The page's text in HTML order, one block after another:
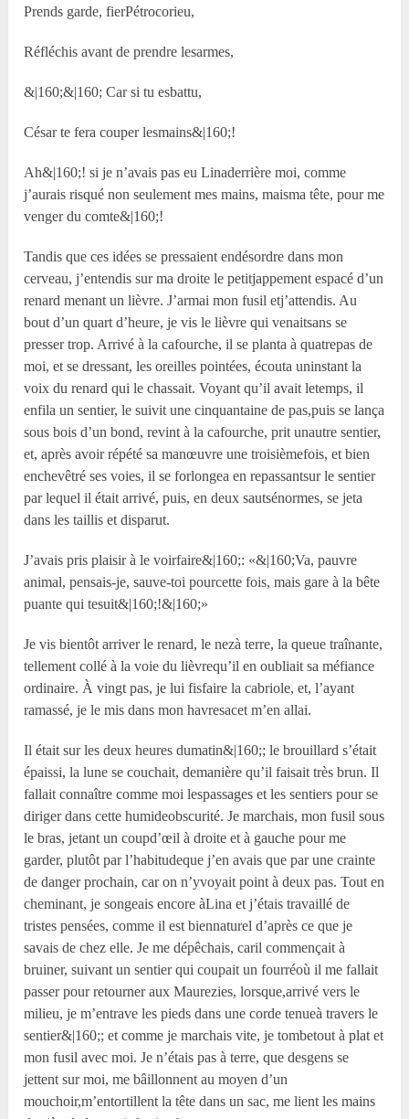
Prends garde, fierPétrocorieu,
Réfléchis avant de prendre lesarmes,
&|160;&|160; Car si tu esbattu,
César te fera couper lesmains&|160;!
Ah&|160;! si je n’avais pas eu Linaderrière moi, comme
j’aurais risqué non seulement mes mains, maisma tête, pour me
venger du comte&|160;!
Tandis que ces idées se pressaient endésordre dans mon
cerveau, j’entendis sur ma droite le petitjappement espacé d’un
renard menant un lièvre. J’armai mon fusil etj’attendis. Au
bout d’un quart d’heure, je vis le lièvre qui venaitsans se
presser trop. Arrivé à la cafourche, il se planta à quatrepas de
moi, et se dressant, les oreilles pointées, écouta uninstant la
voix du renard qui le chassait. Voyant qu’il avait letemps, il
enfila un sentier, le suivit une cinquantaine de pas,puis se lança
sous bois d’un bond, revint à la cafourche, prit unautre sentier,
et, après avoir répété sa manœuvre une troisièmefois, et bien
enchevêtré ses voies, il se forlongea en repassantsur le sentier
par lequel il était arrivé, puis, en deux sautsénormes, se jeta
dans les taillis et disparut.
J’avais pris plaisir à le voirfaire&|160;: «&|160;Va, pauvre
animal, pensais-je, sauve-toi pourcette fois, mais gare à la bête
puante qui tesuit&|160;!&|160;»
Je vis bientôt arriver le renard, le nezà terre, la queue traînante,
tellement collé à la voie du lièvrequ’il en oubliait sa méfiance
ordinaire. À vingt pas, je lui fisfaire la cabriole, et, l’ayant
ramassé, je le mis dans mon havresacet m’en allai.
Il était sur les deux heures dumatin&|160;; le brouillard s’était
épaissi, la lune se couchait, demanière qu’il faisait très brun. Il
fallait connaître comme moi lespassages et les sentiers pour se
diriger dans cette humideobscurité. Je marchais, mon fusil sous
le bras, jetant un coupd’œil à droite et à gauche pour me
garder, plutôt par l’habitudeque j’en avais que par une crainte
de danger prochain, car on n’yvoyait point à deux pas. Tout en
cheminant, je songeais encore àLina et j’étais travaillé de
tristes pensées, comme il est biennaturel d’après ce que je
savais de chez elle. Je me dépêchais, caril commençait à
bruiner, suivant un sentier qui coupait un fourréoù il me fallait
passer pour retourner aux Maurezies, lorsque,arrivé vers le
milieu, je m’entrave les pieds dans une corde tenueà travers le
sentier&|160;; et comme je marchais vite, je tombetout à plat et
mon fusil avec moi. Je n’étais pas à terre, que desgens se
jettent sur moi, me bâillonnent au moyen d’un
mouchoir,m’entortillent la tête dans un sac, me lient les mains